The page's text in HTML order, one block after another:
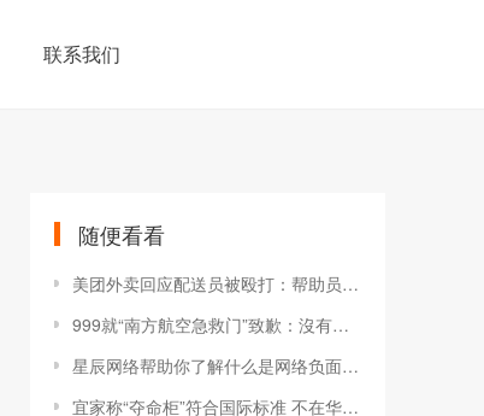
联系我们
随便看看
美团外卖回应配送员被殴打：帮助员工获得尊严
999就“南方航空急救门”致歉：沒有给病人带来大量
星辰网络帮助你了解什么是网络负面信息
宜家称“夺命柜”符合国际标准 不在华召回并非